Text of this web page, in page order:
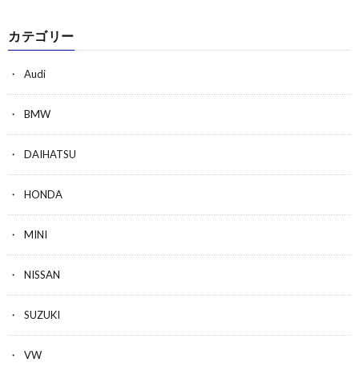
カテゴリー
Audi
BMW
DAIHATSU
HONDA
MINI
NISSAN
SUZUKI
VW